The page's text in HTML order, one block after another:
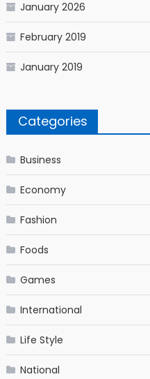
January 2026
February 2019
January 2019
Categories
Business
Economy
Fashion
Foods
Games
International
Life Style
National